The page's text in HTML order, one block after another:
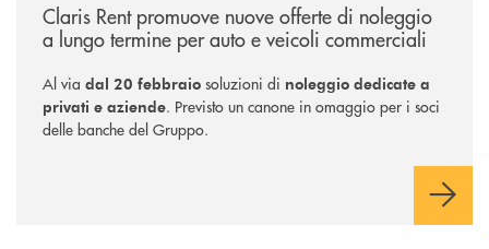
Claris Rent promuove nuove offerte di noleggio
a lungo termine per auto e veicoli commerciali
Al via dal 20 febbraio soluzioni di noleggio dedicate a
privati e aziende. Previsto un canone in omaggio per i soci
delle banche del Gruppo.